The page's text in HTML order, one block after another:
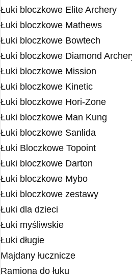
Łuki bloczkowe Elite Archery
Łuki bloczkowe Mathews
Łuki bloczkowe Bowtech
Łuki bloczkowe Diamond
Łuki bloczkowe Mission
Łuki bloczkowe Kinetic
Łuki bloczkowe Hori-Zone
Łuki bloczkowe Man Kung
Łuki bloczkowe Sanlida
Łuki Bloczkowe Topoint
Łuki bloczkowe Darton
Łuki bloczkowe Mybo
Łuki bloczkowe zestawy
Łuki dla dzieci
Łuki myśliwskie
Łuki długie
Majdany łucznicze
Ramiona do łuku